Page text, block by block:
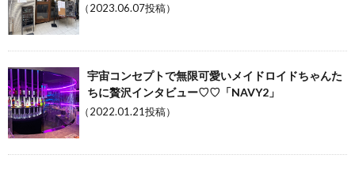
（2023.06.07投稿）
宇宙コンセプトで無限可愛いメイドロイドちゃんた
ちに贅沢インタビュー♡♡「NAVY2」
（2022.01.21投稿）